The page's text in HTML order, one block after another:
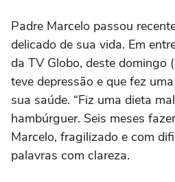
Padre Marcelo passou
delicado de sua vida. Em
da TV Globo, deste domingo
teve depressão e que fez
sua saúde. “Fiz uma dieta
hambúrguer. Seis meses
Marcelo, fragilizado e com
palavras com clareza.